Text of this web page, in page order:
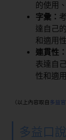
的使用
字彙：
達自己
和適用
連貫性：
表達自
性和適
（以上內容取自 多益
多益口